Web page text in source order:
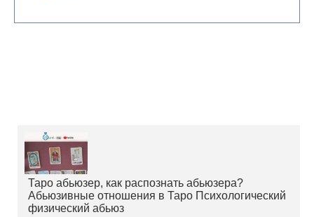
Таро абьюзер, как распознать абьюзера?
Абьюзивные отношения в Таро Психологический
физический абьюз